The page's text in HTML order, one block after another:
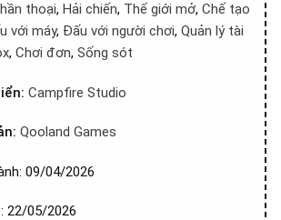
thoại, Hải chiến, Thế giới mở, Chế tạo
với máy, Đấu với người chơi, Quản lý tài
, Chơi đơn, Sống sót
Campfire Studio
Qooland Games
09/04/2026
22/05/2026